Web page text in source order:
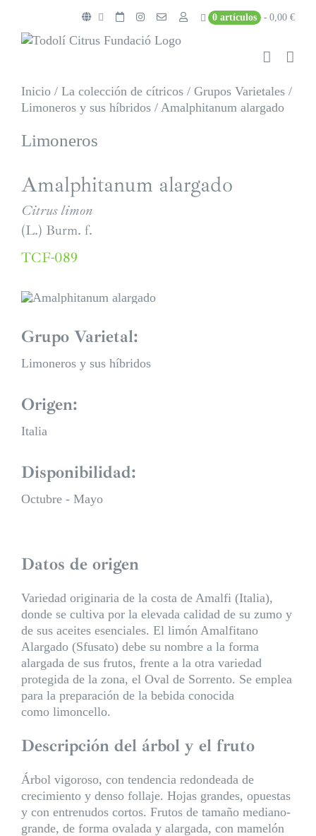
contenido
0 artículos 0,00 €
Inicio / La colección de cítricos / Grupos Varietales /
Limoneros y sus híbridos / Amalphitanum alargado
Limoneros
Amalphitanum alargado
Citrus limon
(L.) Burm. f.
TCF-089
Grupo Varietal:
Limoneros y sus híbridos
Origen:
Italia
Disponibilidad:
Octubre - Mayo
Datos de origen
Variedad originaria de la costa de Amalfi (Italia),
donde se cultiva por la elevada calidad de su zumo y
de sus aceites esenciales. El limón Amalfitano
Alargado (Sfusato) debe su nombre a la forma
alargada de sus frutos, frente a la otra variedad
protegida de la zona, el Oval de Sorrento. Se emplea
para la preparación de la bebida conocida
como limoncello.
Descripción del árbol y el fruto
Árbol vigoroso, con tendencia redondeada de
crecimiento y denso follaje. Hojas grandes, opuestas
y con entrenudos cortos. Frutos de tamaño mediano-
grande, de forma ovalada y alargada, con mamelón